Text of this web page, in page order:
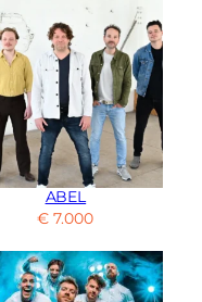
ABEL
€ 7.000